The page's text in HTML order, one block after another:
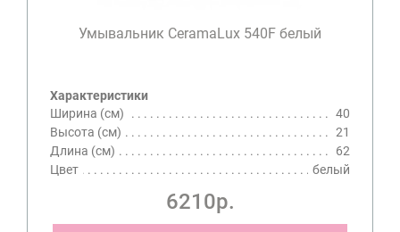
Умывальник CeramaLux 540F белый
Характеристики
Ширина (см)
40
Высота (см)
21
Длина (см)
62
Цвет
белый
6210р.